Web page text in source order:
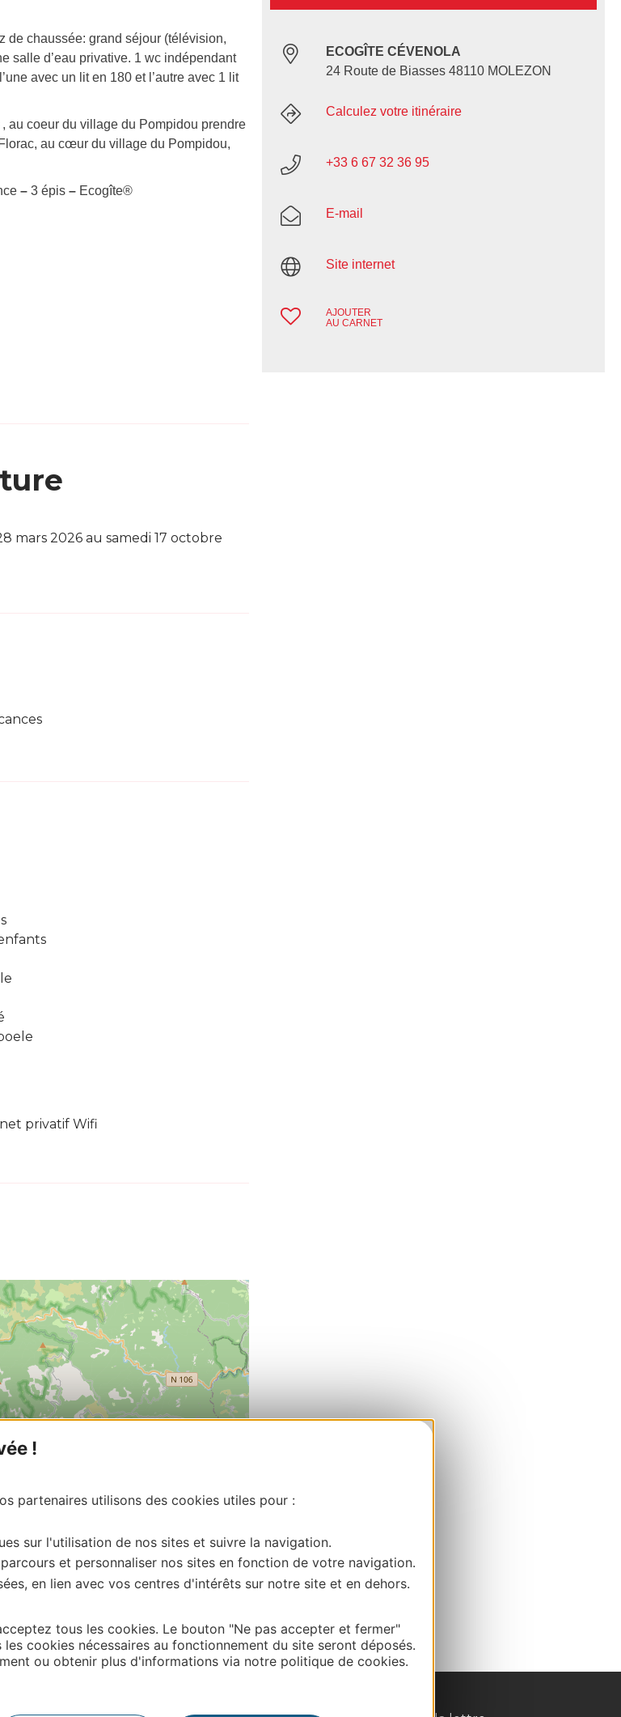
!
partenaires utilisons des cookies utiles pour :
sur l'utilisation de nos sites et suivre la navigation.
et personnaliser nos sites en fonction de votre navigation.
en lien avec vos centres d'intérêts sur notre site et en dehors.
tous les cookies. Le bouton "Ne pas accepter et fermer"
cookies nécessaires au fonctionnement du site seront déposés.
ou obtenir plus d'informations via notre politique de cookies.
de chaussée: grand séjour (télévision,
salle d’eau privative. 1 wc indépendant
avec un lit en 180 et l’autre avec 1 lit
au coeur du village du Pompidou prendre
au cœur du village du Pompidou,
– 3 épis – Ecogîte®
mars 2026 au samedi 17 octobre
privatif Wifi
– tourisme.com
ECOGÎTE CÉVENOLA
24 Route de Biasses 48110 MOLEZON
Calculez votre itinéraire
+33 6 67 32 36 95
E-mail
Site internet
AJOUTER
AU CARNET